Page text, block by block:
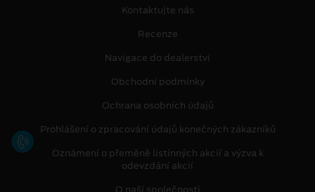
Kontaktujte nás
Recenze
Navigace do dealerství
Obchodní podmínky
Ochrana osobních údajů
Prohlášení o zpracování údajů konečných zákazníků
Oznámení o přeměně listinných akcií a výzva k
odevzdání akcií